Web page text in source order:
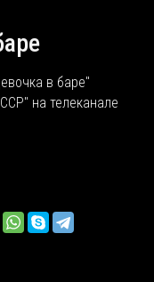
в баре"
на телеканале